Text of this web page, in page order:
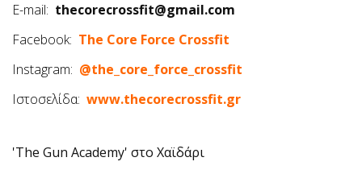
E-mail: thecorecrossfit@gmail.com
Facebook: The Core Force Crossfit
Instagram: @the_core_force_crossfit
Ιστοσελίδα: www.thecorecrossfit.gr
'The Gun Academy' στο Χαϊδάρι